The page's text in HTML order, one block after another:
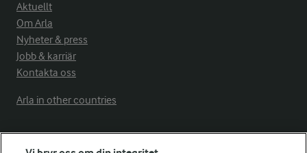
Aktuellt
Om Arla
Nyheter & press
Jobb & karriär
Kontakta oss
Arla in other countries
Fler Arlasajter